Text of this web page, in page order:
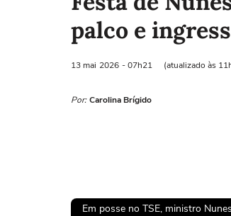
palco e
13 mai 2026 - 07h21 (atualizado às
Por: Carolina Brígido
Em posse no TSE, ministro